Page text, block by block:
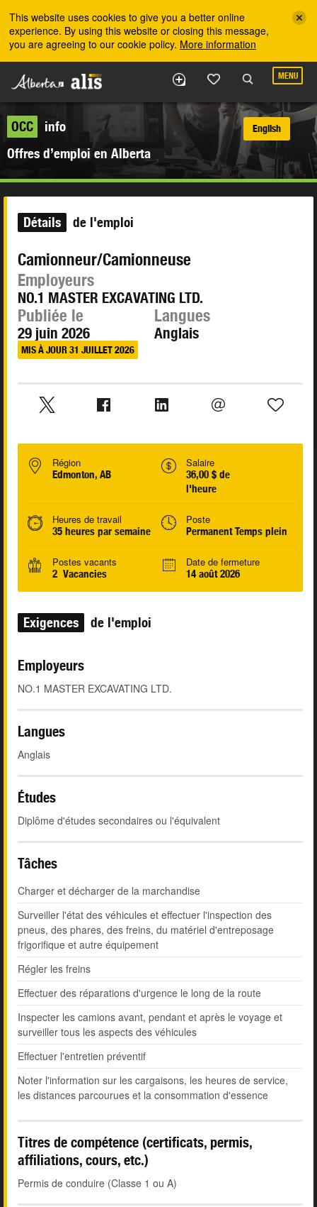
This website uses cookies to give you a better online
experience. By using this website or closing this message,
you are agreeing to our cookie policy. More information
MENU
OCC
info
Offres d’emploi en Alberta
English
Détails de l'emploi
Camionneur/Camionneuse
Employeurs
NO.1 MASTER EXCAVATING LTD.
Publiée le
29 juin 2026
MIS À JOUR 31 JUILLET 2026
Langues
Anglais
Région
Edmonton, AB
Salaire
36,00 $ de
l'heure
Heures de travail
35 heures par semaine
Poste
Permanent Temps plein
Postes vacants
2 Vacancies
Date de fermeture
14 août 2026
Exigences de l'emploi
Employeurs
NO.1 MASTER EXCAVATING LTD.
Langues
Anglais
Études
Diplôme d'études secondaires ou l'équivalent
Tâches
Charger et décharger de la marchandise
Surveiller l'état des véhicules et effectuer l'inspection des
pneus, des phares, des freins, du matériel d'entreposage
frigorifique et autre équipement
Régler les freins
Effectuer des réparations d'urgence le long de la route
Inspecter les camions avant, pendant et après le voyage et
surveiller tous les aspects des véhicules
Effectuer l'entretien préventif
Noter l'information sur les cargaisons, les heures de service,
les distances parcourues et la consommation d'essence
Titres de compétence (certificats, permis,
affiliations, cours, etc.)
Permis de conduire (Classe 1 ou A)